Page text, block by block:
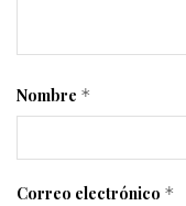
Nombre *
Correo electrónico *